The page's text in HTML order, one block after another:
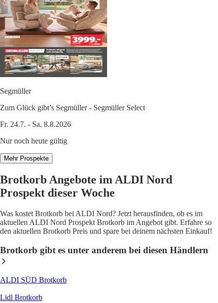
Segmüller
Zum Glück gibt’s Segmüller - Segmüller Select
Fr. 24.7. - Sa. 8.8.2026
Nur noch heute gültig
Mehr Prospekte
Brotkorb Angebote im ALDI Nord
Prospekt dieser Woche
Was kostet Brotkorb bei ALDI Nord? Jetzt herausfinden, ob es im
aktuellen ALDI Nord Prospekt Brotkorb im Angebot gibt. Erfahre so
den aktuellen Brotkorb Preis und spare bei deinem nächsten Einkauf!
Brotkorb gibt es unter anderem bei diesen Händlern
ALDI SÜD Brotkorb
Lidl Brotkorb